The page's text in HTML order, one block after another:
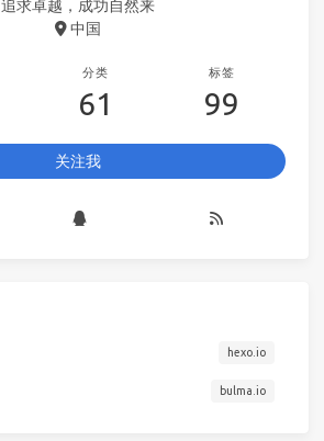
追求卓越，成功自然来
中国
分类
61
标签
99
关注我
hexo.io
bulma.io